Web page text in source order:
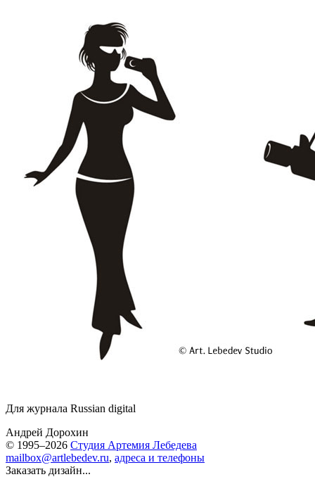
Для журнала Russian digital
Андрей Дорохин
© 1995–2026 Студия Артемия Лебедева
mailbox@artlebedev.ru, адреса и телефоны
Заказать дизайн...